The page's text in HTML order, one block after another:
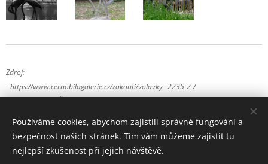
Zdroj:
- https://www.cernobilagalerie.cz/zakouti/volavky--2235-2-/
Používáme cookies, abychom zajistili správné fungování a
bezpečnost našich stránek. Tím vám můžeme zajistit tu
nejlepší zkušenost při jejich návštěvě.